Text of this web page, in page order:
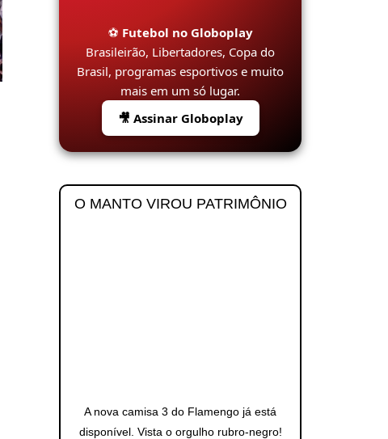
⚽ Futebol no Globoplay
Brasileirão, Libertadores, Copa do
Brasil, programas esportivos e muito
mais em um só lugar.
🎥 Assinar Globoplay
O MANTO VIROU PATRIMÔNIO
A nova camisa 3 do Flamengo já está
disponível. Vista o orgulho rubro-negro!